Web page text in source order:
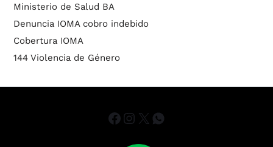
Ministerio de Salud BA
Denuncia IOMA cobro indebido
Cobertura IOMA
144 Violencia de Género